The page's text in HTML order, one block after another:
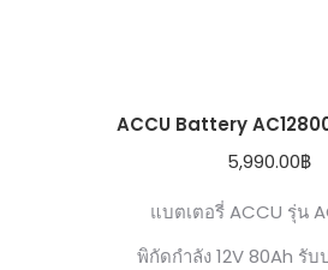
ACCU Battery
5,990.00฿
แบตเตอรี่ ACCU รุ่น
พิกัดกำลัง 12V 80Ah รับ